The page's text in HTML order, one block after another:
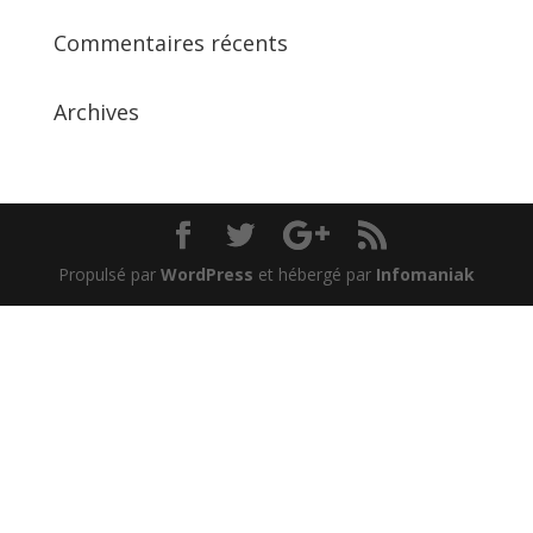
Commentaires récents
Archives
Propulsé par WordPress et hébergé par Infomaniak